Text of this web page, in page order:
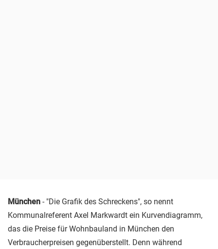
München - "Die Grafik des Schreckens", so nennt
Kommunalreferent Axel Markwardt ein Kurvendiagramm,
das die Preise für Wohnbauland in München den
Verbraucherpreisen gegenüberstellt. Denn während